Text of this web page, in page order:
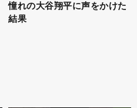
憧れの大谷翔平に声をかけた
結果